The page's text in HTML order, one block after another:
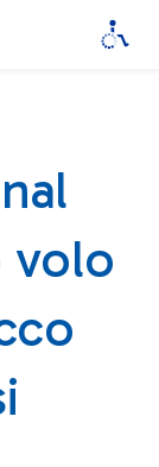
volo